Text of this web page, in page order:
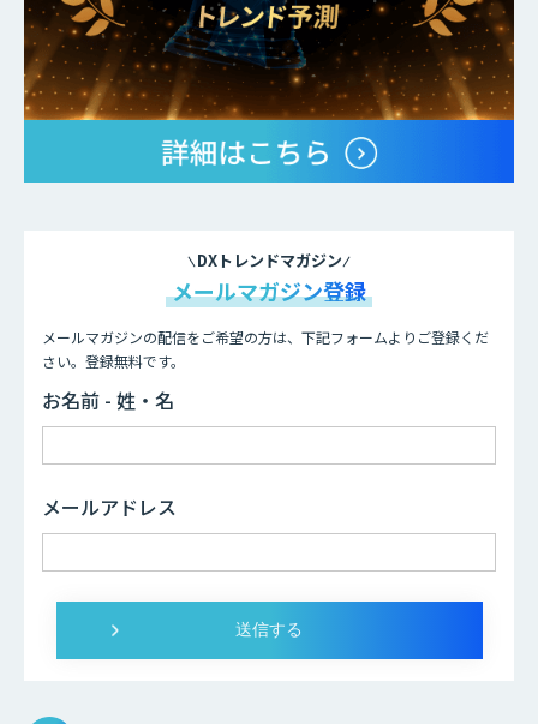
DXトレンドマガジン
メールマガジン登録
メールマガジンの配信をご希望の方は、下記フォームよりご登録くだ
さい。登録無料です。
お名前 - 姓・名
メールアドレス